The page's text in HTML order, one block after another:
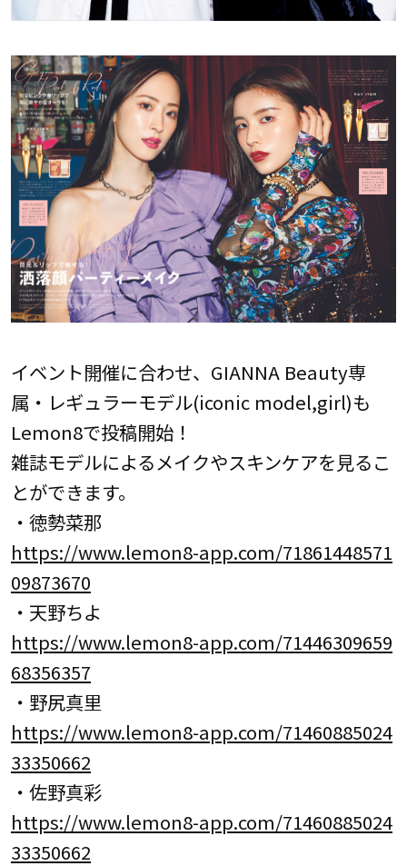
イベント開催に合わせ、GIANNA Beauty専
属・レギュラーモデル(iconic model,girl)も
Lemon8で投稿開始！
雑誌モデルによるメイクやスキンケアを見るこ
とができます。
・徳勢菜那
https://www.lemon8-app.com/71861448571
09873670
・天野ちよ
https://www.lemon8-app.com/71446309659
68356357
・野尻真里
https://www.lemon8-app.com/71460885024
33350662
・佐野真彩
https://www.lemon8-app.com/71460885024
33350662